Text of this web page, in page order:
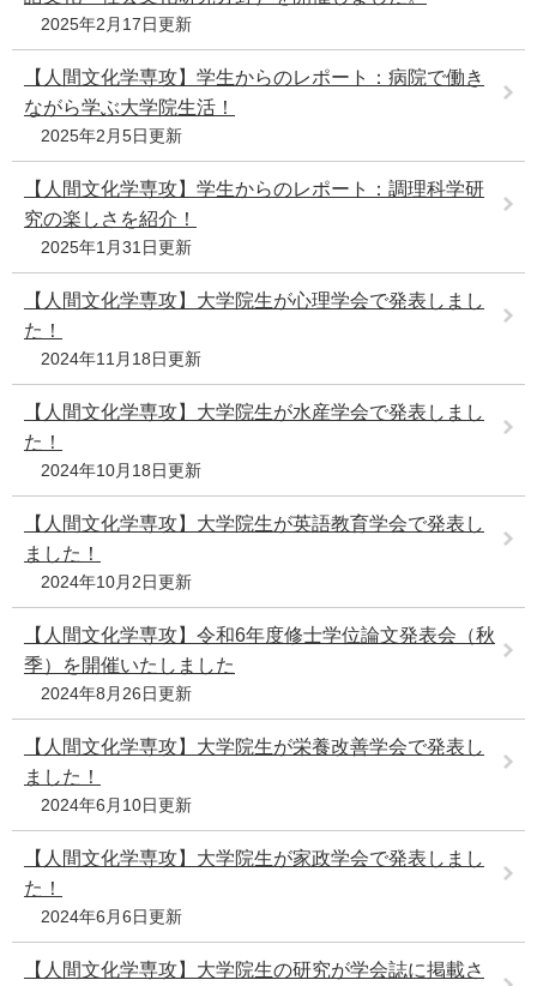
2025年2月17日更新
【人間文化学専攻】学生からのレポート：病院で働き
ながら学ぶ大学院生活！
2025年2月5日更新
【人間文化学専攻】学生からのレポート：調理科学研
究の楽しさを紹介！
2025年1月31日更新
【人間文化学専攻】大学院生が心理学会で発表しまし
た！
2024年11月18日更新
【人間文化学専攻】大学院生が水産学会で発表しまし
た！
2024年10月18日更新
【人間文化学専攻】大学院生が英語教育学会で発表し
ました！
2024年10月2日更新
【人間文化学専攻】令和6年度修士学位論文発表会（秋
季）を開催いたしました
2024年8月26日更新
【人間文化学専攻】大学院生が栄養改善学会で発表し
ました！
2024年6月10日更新
【人間文化学専攻】大学院生が家政学会で発表しまし
た！
2024年6月6日更新
【人間文化学専攻】大学院生の研究が学会誌に掲載さ